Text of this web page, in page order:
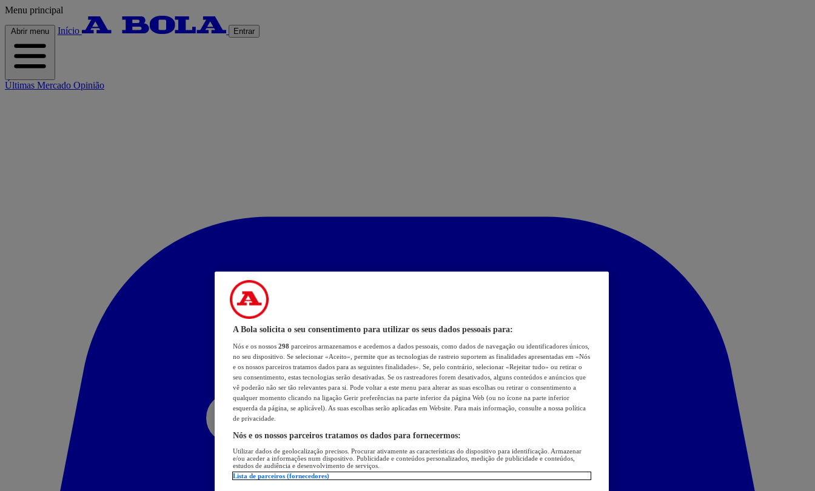
Menu principal
Abrir menu Início Entrar
Últimas Mercado Opinião
A Bola solicita o seu consentimento para utilizar os seus dados pessoais para:
Nós e os nossos 298 parceiros armazenamos e acedemos a dados pessoais, como dados de navegação ou identificadores únicos,
no seu dispositivo. Se selecionar «Aceito», permite que as tecnologias de rastreio suportem as finalidades apresentadas em «Nós
e os nossos parceiros tratamos dados para as seguintes finalidades». Se, pelo contrário, selecionar «Rejeitar tudo» ou retirar o
seu consentimento, estas tecnologias serão desativadas. Se os rastreadores forem desativados, alguns conteúdos e anúncios que
vê poderão não ser tão relevantes para si. Pode voltar a este menu para alterar as suas escolhas ou retirar o consentimento a
qualquer momento clicando na ligação Gerir preferências na parte inferior da página Web (ou no ícone na parte inferior
esquerda da página, se aplicável). As suas escolhas serão aplicadas em Website. Para mais informação, consulte a nossa política
de privacidade.
Nós e os nossos parceiros tratamos os dados para fornecermos:
Utilizar dados de geolocalização precisos. Procurar ativamente as características do dispositivo para identificação. Armazenar
e/ou aceder a informações num dispositivo. Publicidade e conteúdos personalizados, medição de publicidade e conteúdos,
estudos de audiência e desenvolvimento de serviços.
Lista de parceiros (fornecedores)